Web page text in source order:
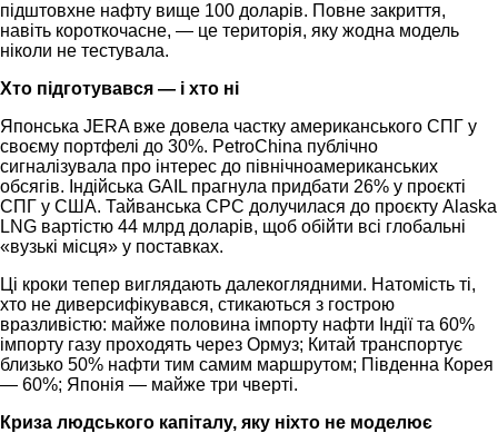
підштовхне нафту вище 100 доларів. Повне закриття,
навіть короткочасне, — це територія, яку жодна модель
ніколи не тестувала.
Хто підготувався — і хто ні
Японська JERA вже довела частку американського СПГ у
своєму портфелі до 30%. PetroChina публічно
сигналізувала про інтерес до північноамериканських
обсягів. Індійська GAIL прагнула придбати 26% у проєкті
СПГ у США. Тайванська CPC долучилася до проєкту Alaska
LNG вартістю 44 млрд доларів, щоб обійти всі глобальні
«вузькі місця» у поставках.
Ці кроки тепер виглядають далекоглядними. Натомість ті,
хто не диверсифікувався, стикаються з гострою
вразливістю: майже половина імпорту нафти Індії та 60%
імпорту газу проходять через Ормуз; Китай транспортує
близько 50% нафти тим самим маршрутом; Південна Корея
— 60%; Японія — майже три чверті.
Криза людського капіталу, яку ніхто не моделює